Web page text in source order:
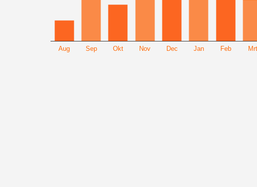
Aug Sep Okt Nov Dec Jan Feb Mrt